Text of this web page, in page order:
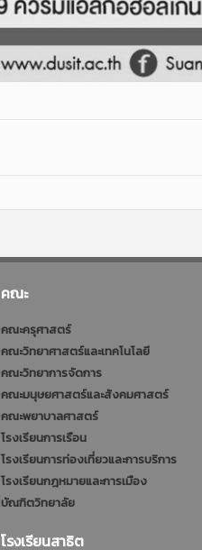
คณะ
คณะครุศาสตร์
คณะวิทยาศาสตร์และเทคโนโลยี
คณะวิทยาการจัดการ
คณะมนุษยศาสตร์และสังคมศาสตร์
คณะพยาบาลศาสตร์
โรงเรียนการเรือน
โรงเรียนการท่องเที่ยวและการบริการ
โรงเรียนกฎหมายและการเมือง
บัณฑิตวิทยาลัย
โรงเรียนสาธิต